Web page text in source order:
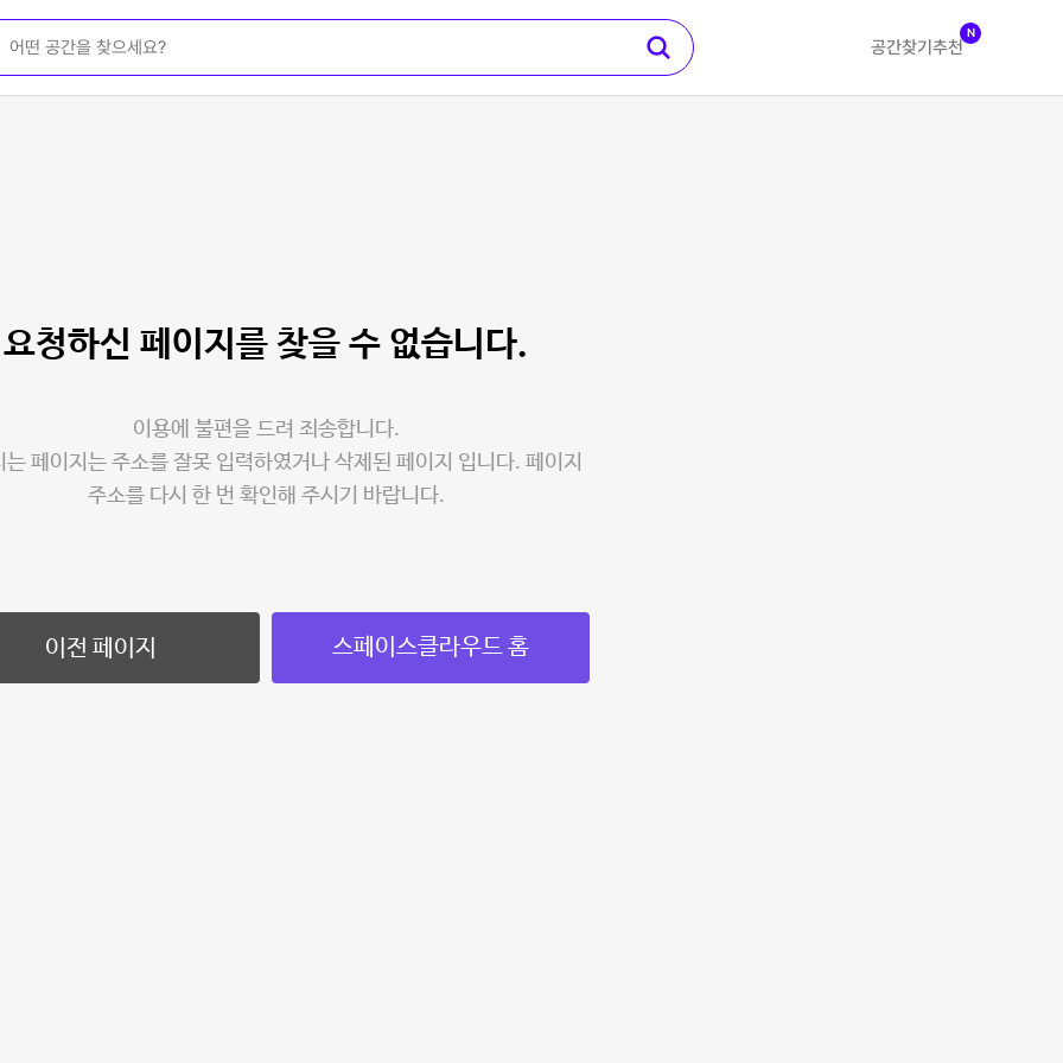
공간찾기 추천
N
요청하신 페이지를 찾을 수 없습니다.
이용에 불편을 드려 죄송합니다.
는 페이지는 주소를 잘못 입력하였거나 삭제된 페이지 입니다. 페이지
주소를 다시 한 번 확인해 주시기 바랍니다.
이전 페이지 스페이스클라우드 홈